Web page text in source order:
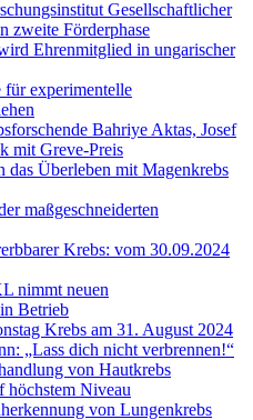
Gesellschaftlicher
zweite Förderphase
Ehrenmitglied in ungarischer
experimentelle
Bahriye Aktas, Josef
mit Greve-Preis
das Überleben mit Magenkrebs
maßgeschneiderten
Krebs: vom 30.09.2024
nimmt neuen
Betrieb
Krebs am 31. August 2024
„Lass dich nicht verbrennen!“
von Hautkrebs
höchstem Niveau
von Lungenkrebs